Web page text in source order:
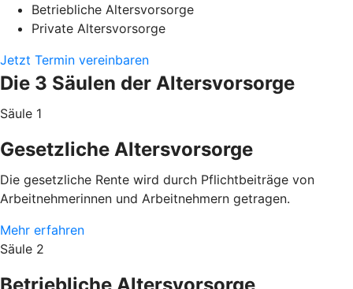
Betriebliche Altersvorsorge
Private Altersvorsorge
Jetzt Termin vereinbaren
Die 3 Säulen der Altersvorsorge
Säule 1
Gesetzliche Altersvorsorge
Die gesetzliche Rente wird durch Pflichtbeiträge von
Arbeitnehmerinnen und Arbeitnehmern getragen.
Mehr erfahren
Säule 2
Betriebliche Altersvorsorge